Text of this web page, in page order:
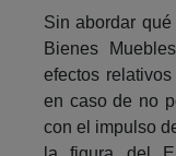
Sin abordar
Bienes
efectos
en caso de no
con el impulso